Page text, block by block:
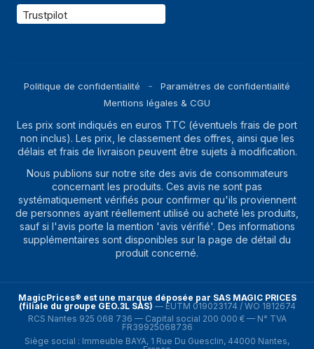
Trustpilot
Politique de confidentialité
Paramètres de confidentialité
Mentions légales & CGU
Les prix sont indiqués en euros TTC (éventuels frais de port
non inclus). Les prix, le classement des offres, ainsi que les
délais et frais de livraison peuvent être sujets à modification.
Nous publions sur notre site des avis de consommateurs
concernant les produits. Ces avis ne sont pas
systématiquement vérifiés pour confirmer qu'ils proviennent
de personnes ayant réellement utilisé ou acheté les produits,
sauf si l'avis porte la mention 'avis vérifié'. Des informations
supplémentaires sont disponibles sur la page de détail du
produit concerné.
MagicPrices® est une marque déposée par SAS MAGIC PRICES
(filiale du groupe GEO.3L SAS) — EUTM 019023174 / WO 1812674
RCS Nantes 925 068 736 — Capital social 200 000 € — N° TVA
FR39925068736
Siège social : Immeuble BAYA, 1 Rue Du Guesclin, 44000 Nantes,